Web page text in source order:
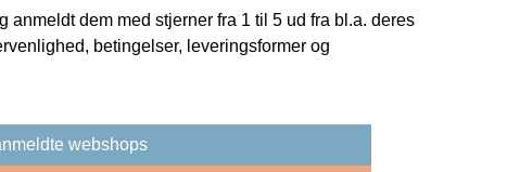
dem med stjerner fra 1 til 5 ud fra bl.a. deres
betingelser, leveringsformer og
webshops